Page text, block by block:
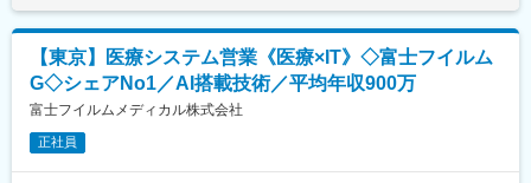
います。また、セールス研修などは成長段階に応じて用意があ
り、様々な形でスキルアップを支援しています。加えて社員の将
来に合わせた幅広いキャリアパスがあります。また、離職率も非
常に低く、富士フイルムグループ基準の充実した福利厚生や各種
手当など長期的に活躍・就業できる環境が整っています。
変更の範囲：会社の定める業務
その中に画像データ解析を軸とした社会インフラ画像診断サービ
ス「ひびみっけ」と、「トンネル点検DXソリューション」があり
ます。更なる成長を実現するために営業人材の強化を進めていま
す。
◆担当職務
社会インフラ画像診断サービス領域において、開発/営業技術/業務
【東京】医療システム営業《医療×IT》◇富士フイルム
G◇シェアNo1／AI搭載技術／平均年収900万
富士フイルムメディカル株式会社
正社員